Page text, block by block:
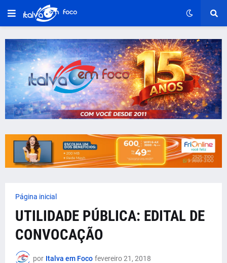
Página inicial
UTILIDADE PÚBLICA: EDITAL DE
CONVOCAÇÃO
por Italva em Foco fevereiro 21, 2018